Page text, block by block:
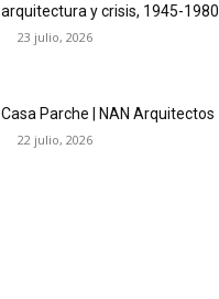
arquitectura y crisis, 1945-1980
23 julio, 2026
Casa Parche | NAN Arquitectos
22 julio, 2026